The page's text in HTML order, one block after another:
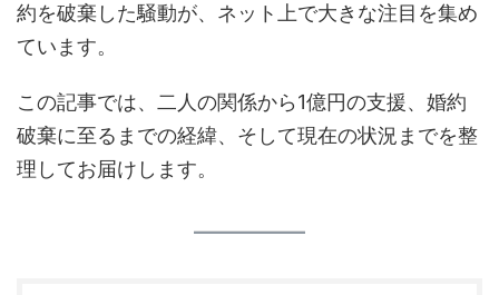
約を破棄した騒動が、ネット上で大きな注目を集め
ています。
この記事では、二人の関係から1億円の支援、婚約
破棄に至るまでの経緯、そして現在の状況までを整
理してお届けします。